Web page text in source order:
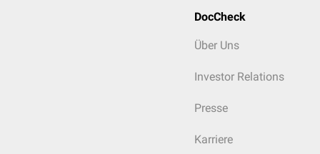
DocCheck
Über Uns
Investor Relations
Presse
Karriere